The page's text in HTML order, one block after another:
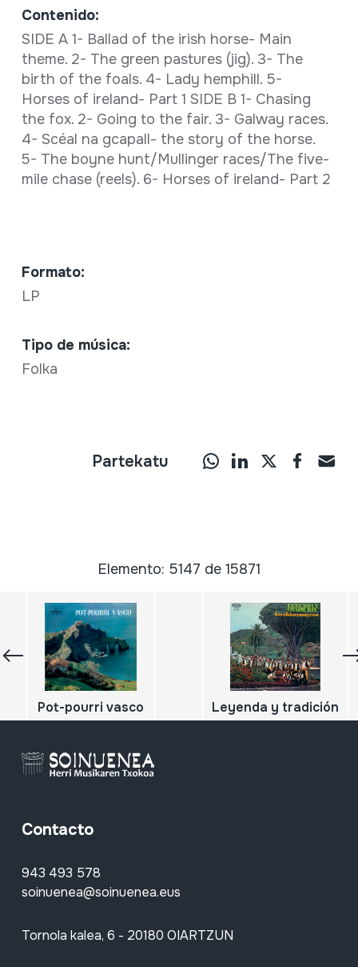
Contenido:
SIDE A 1- Ballad of the irish horse- Main
theme. 2- The green pastures (jig). 3- The
birth of the foals. 4- Lady hemphill. 5-
Horses of ireland- Part 1 SIDE B 1- Chasing
the fox. 2- Going to the fair. 3- Galway races.
4- Scéal na gcapall- the story of the horse.
5- The boyne hunt/Mullinger races/The five-
mile chase (reels). 6- Horses of ireland- Part 2
Formato:
LP
Tipo de música:
Folka
Partekatu
Elemento: 5147 de 15871
Pot-pourri vasco Leyenda y tradición
Contacto
943 493 578
soinuenea@soinuenea.eus
Tornola kalea, 6 - 20180 OIARTZUN